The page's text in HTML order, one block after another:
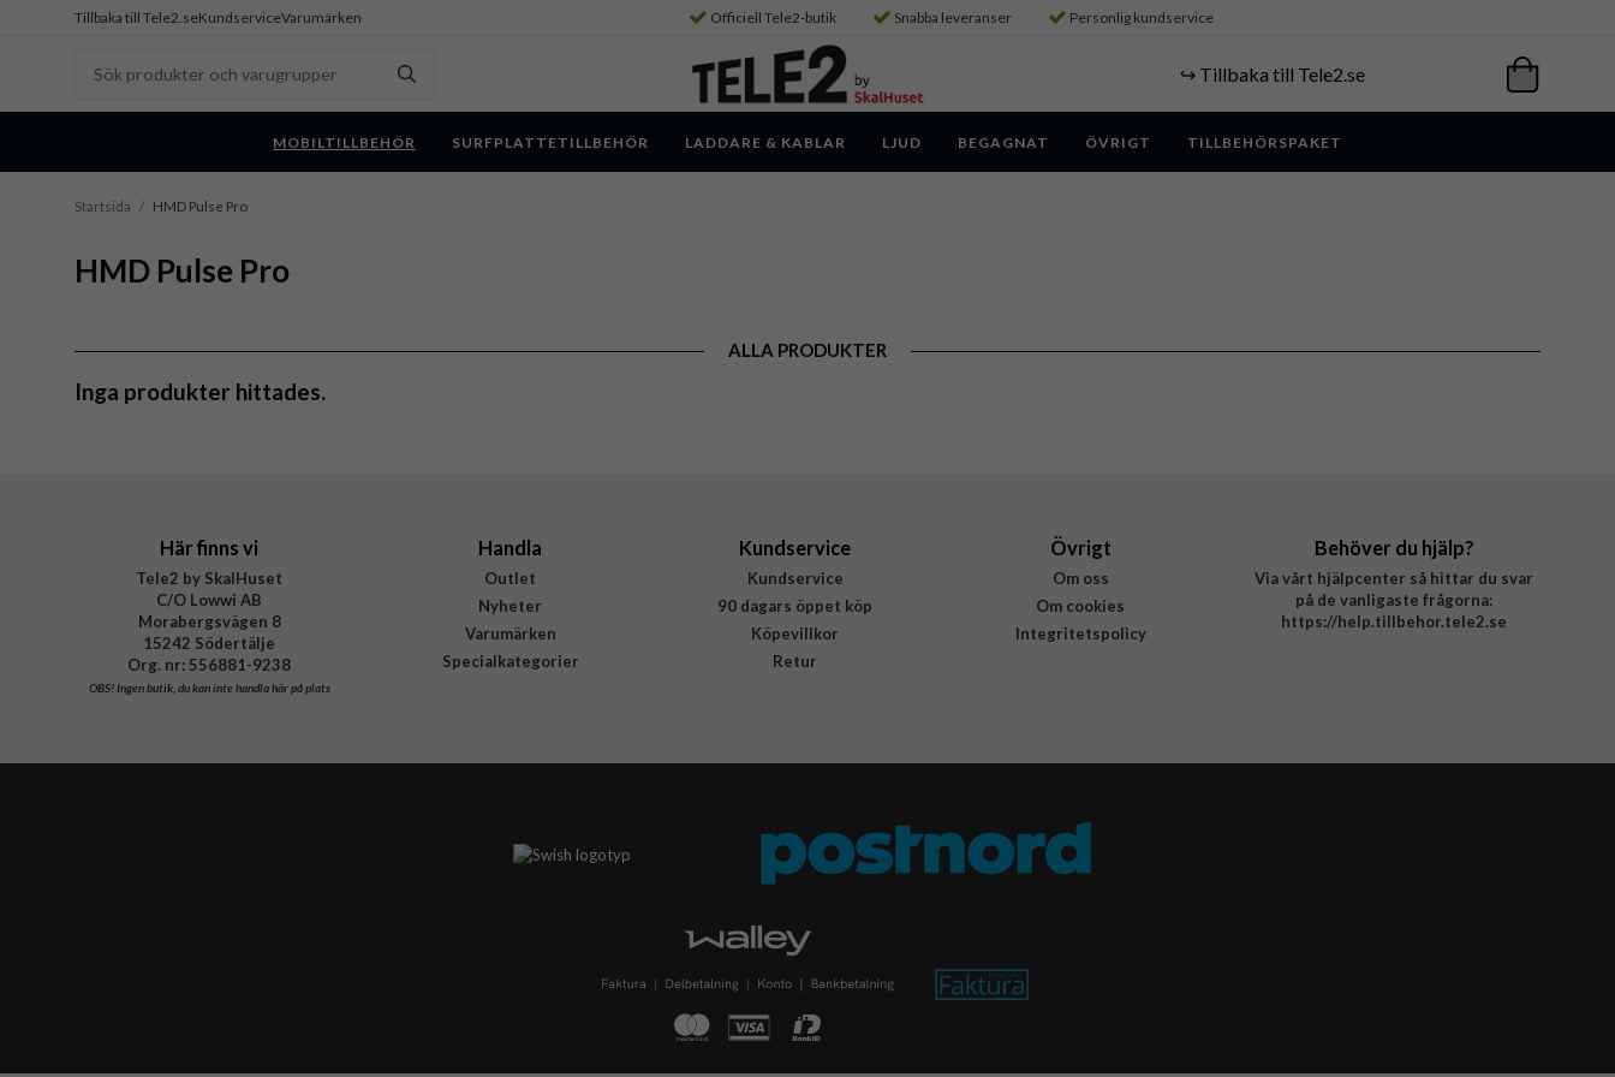
Tillbaka till Tele2.seKundserviceVarumärken Officiell Tele2-butik Snabba leveranser Personlig kundservice
↪️ Tillbaka till Tele2.se
MOBILTILLBEHÖR SURFPLATTETILLBEHÖR LADDARE & KABLAR LJUD BEGAGNAT ÖVRIGT TILLBEHÖRSPAKET
Startsida / HMD Pulse Pro
HMD Pulse Pro
ALLA PRODUKTER
Inga produkter hittades.
Här finns vi
Tele2 by SkalHuset
C/O Lowwi AB
Morabergsvägen 8
15242 Södertälje
Org. nr: 556881-9238
OBS!Ingen butik, du kan inte handla här på plats
Handla
Outlet
Nyheter
Varumärken
Specialkategorier
Kundservice
Kundservice
90 dagars öppet köp
Köpevillkor
Retur
Övrigt
Om oss
Om cookies
Integritetspolicy
Behöver du hjälp?
Via vårt hjälpcenter så hittar du svar
på de vanligaste frågorna:
https://help.tillbehor.tele2.se